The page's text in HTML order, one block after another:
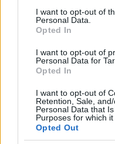
consent section.
I want to opt-out of
Personal Data.
Opted In
I want to opt-out of
Personal Data for
Opted In
I want to opt-out of
Retention, Sale,
Personal Data that
Purposes for which it
Opted Out
Szemereyné Pataki
közgyűlésen felolvasta a
Bajáki Zsanett